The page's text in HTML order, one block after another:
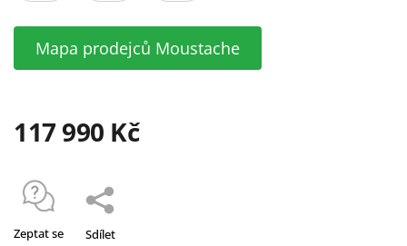
Mapa prodejců Moustache
117 990 Kč
Zeptat se Sdílet